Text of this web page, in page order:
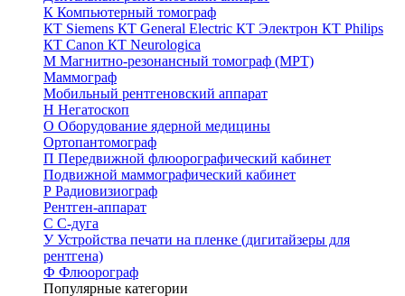
К Компьютерный томограф
КТ Siemens КТ General Electric КТ Электрон КТ Philips
КТ Canon КТ Neurologica
М Магнитно-резонансный томограф (МРТ)
Маммограф
Мобильный рентгеновский аппарат
Н Негатоскоп
О Оборудование ядерной медицины
Ортопантомограф
П Передвижной флюорографический кабинет
Подвижной маммографический кабинет
Р Радиовизиограф
Рентген-аппарат
С С-дуга
УУстройства печати на пленке (дигитайзеры для
рентгена)
Ф Флюорограф
Популярные категории